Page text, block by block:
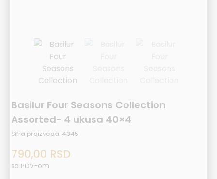
Basilur Four Seasons Collection
Assorted- 4 ukusa 40×4
Šifra proizvoda: 4345
790,00 RSD
sa PDV-om